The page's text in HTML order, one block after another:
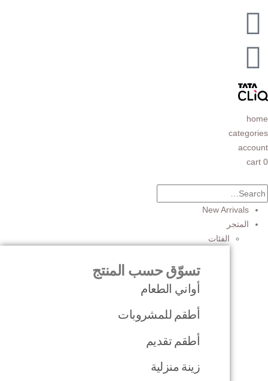
home
categories
account
0
cart
New Arrivals
المتجر
الفئات
تسوّق حسب المنتج
أواني الطعام
أطقم للمشروبات
أطقم تقديم
زينة منزلية